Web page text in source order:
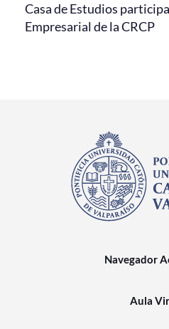
Casa de Estudios
Empresarial de la CRCP
Navegador
Aula